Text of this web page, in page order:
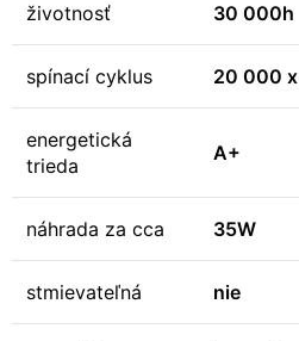
životnosť 30 000h
spínací cyklus 20 000 x
energetická
trieda
A+
náhrada za cca 35W
stmievateľná nie